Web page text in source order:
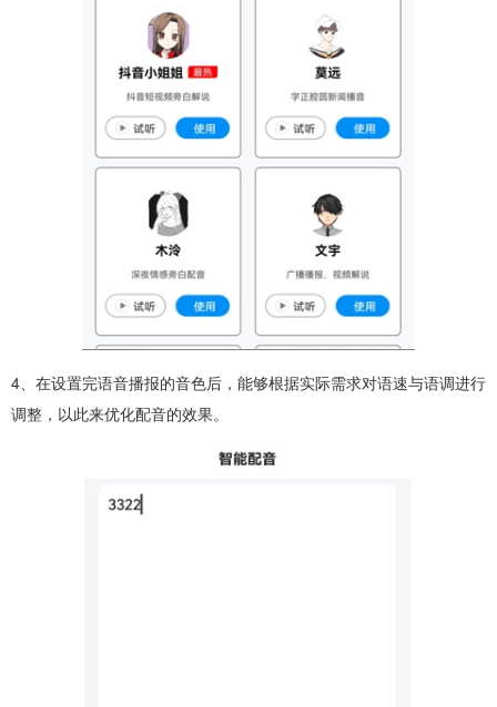
4、在设置完语音播报的音色后，能够根据实际需求对语速与语调进行
调整，以此来优化配音的效果。